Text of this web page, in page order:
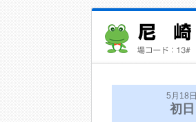
5月18日
初日